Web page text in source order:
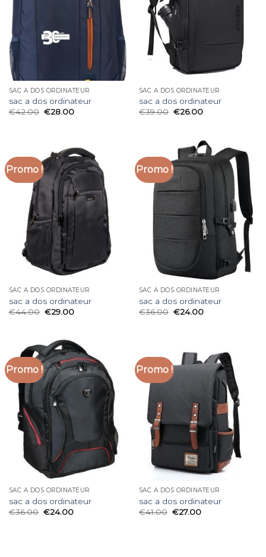
SAC A DOS ORDINATEUR
sac a dos ordinateur
€42.00 €28.00
SAC A DOS ORDINATEUR
sac a dos ordinateur
€39.00 €26.00
Promo !
SAC A DOS ORDINATEUR
sac a dos ordinateur
€44.00 €29.00
Promo !
SAC A DOS ORDINATEUR
sac a dos ordinateur
€36.00 €24.00
Promo !
SAC A DOS ORDINATEUR
sac a dos ordinateur
€36.00 €24.00
Promo !
SAC A DOS ORDINATEUR
sac a dos ordinateur
€41.00 €27.00